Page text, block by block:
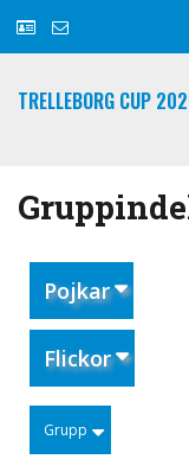
TRELLEBORG CUP
Pojkar
Flickor
Grupp